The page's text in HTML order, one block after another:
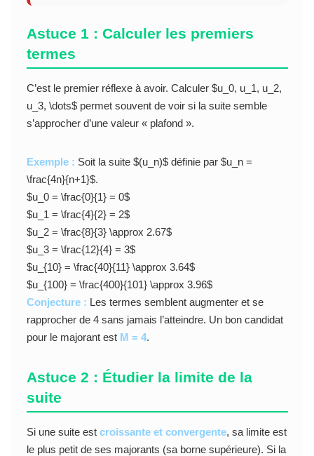
Astuce 1 : Calculer les premiers
termes
C’est le premier réflexe à avoir. Calculer $u_0, u_1, u_2,
u_3, \dots$ permet souvent de voir si la suite semble
s’approcher d’une valeur « plafond ».
Exemple : Soit la suite $(u_n)$ définie par $u_n =
\frac{4n}{n+1}$.
$u_0 = \frac{0}{1} = 0$
$u_1 = \frac{4}{2} = 2$
$u_2 = \frac{8}{3} \approx 2.67$
$u_3 = \frac{12}{4} = 3$
$u_{10} = \frac{40}{11} \approx 3.64$
$u_{100} = \frac{400}{101} \approx 3.96$
Conjecture : Les termes semblent augmenter et se
rapprocher de 4 sans jamais l’atteindre. Un bon candidat
pour le majorant est M = 4.
Astuce 2 : Étudier la limite de la
suite
Si une suite est croissante et convergente, sa limite est
le plus petit de ses majorants (sa borne supérieure). Si la